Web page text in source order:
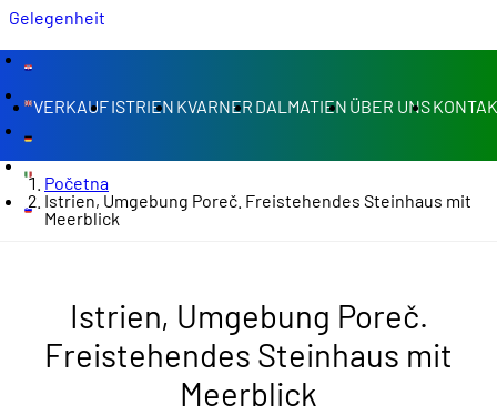
VERKAUFISTRIEN KVARNER DALMATIEN ÜBER UNS
Početna
Istrien, Umgebung Poreč. Freistehendes Steinhaus mit
Meerblick
Istrien, Umgebung Poreč.
Freistehendes Steinhaus mit
Meerblick
Gelegenheit